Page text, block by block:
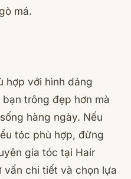
má.
hợp với hình dáng
trông đẹp hơn mà
hàng ngày. Nếu
tóc phù hợp, đừng
gia tóc tại Hair
vấn chi tiết và chọn lựa